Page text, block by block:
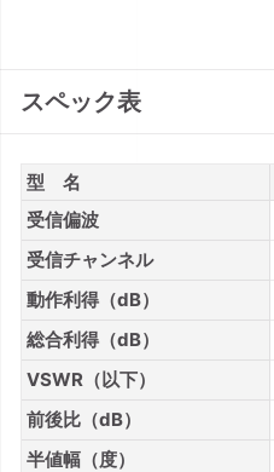
スペック表
型 名
受信偏波
受信チャンネル
動作利得（dB）
総合利得（dB）
VSWR（以下）
前後比（dB）
半値幅（度）